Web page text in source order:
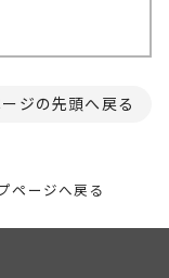
ジの先頭へ戻る
ページへ戻る